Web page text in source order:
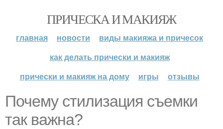
ПРИЧЕСКА И МАКИЯЖ
главная новости
виды макияжа и причесок
как делать прически и макияж
прически и макияж на дому
игры отзывы
Почему стилизация съемки
так важна?